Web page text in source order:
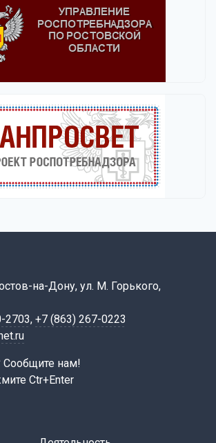
на-Дону, ул. М. Горького,
2703, +7 (863) 267-0223
нам!
Ctr+Enter